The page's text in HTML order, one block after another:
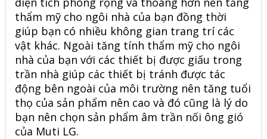
thẩm mỹ cho ngôi nhà của bạn đồng thời
giúp bạn có nhiều không gian trang trí các
vật khác. Ngoài tăng tính thẩm mỹ cho ngôi
nhà của bạn với các thiết bị được giấu trong
trần nhà giúp các thiết bị tránh được tác
động bên ngoài của môi trường nên tăng tuổi
thọ của sản phẩm nên cao và đó cũng là lý do
bạn nên chọn sản phẩm âm trần nối ông gió
của Muti LG.